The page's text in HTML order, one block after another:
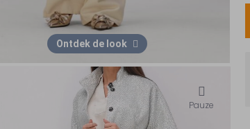
Ontdek de look
Pauze